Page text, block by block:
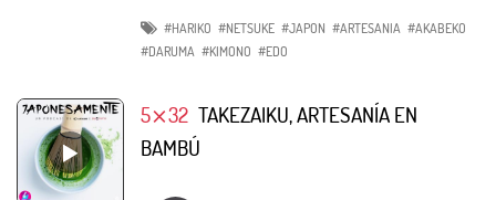
#HARIKO #NETSUKE #JAPON #ARTESANIA #AKABEKO
#DARUMA #KIMONO #EDO
5⨯32 TAKEZAIKU, ARTESANÍA EN
BAMBÚ